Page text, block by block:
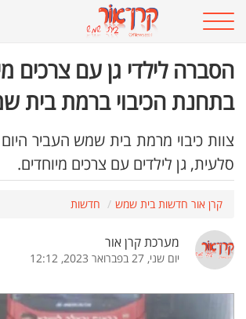
הסברה לילדי גן עם צרכים
בתחנת הכיבוי ברמת בית
צוות כיבוי מרמת בית שמש העביר
סלעית, גן לילדים עם צרכים מיוחדים.
קרן אור חדשות בית שמש חדשות
מערכת קרן אור
יום שני, 27 בפברואר 2023, 12:12